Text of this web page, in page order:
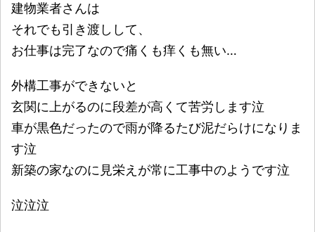
建物業者さんは
それでも引き渡しして、
お仕事は完了なので痛くも痒くも無い…
外構工事ができないと
玄関に上がるのに段差が高くて苦労します泣
車が黒色だったので雨が降るたび泥だらけになりま
す泣
新築の家なのに見栄えが常に工事中のようです泣
泣泣泣